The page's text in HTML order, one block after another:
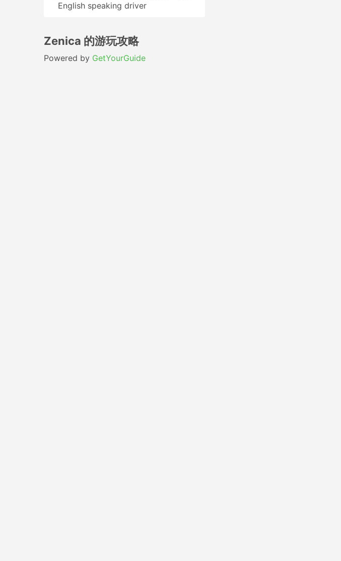
English speaking driver
Zenica 的游玩攻略
Powered by GetYourGuide